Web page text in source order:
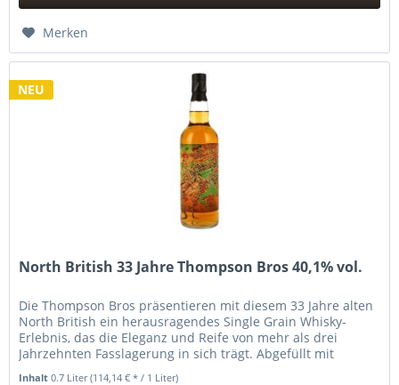
Merken
NEU
North British 33 Jahre Thompson Bros 40,1% vol.
Die Thompson Bros präsentieren mit diesem 33 Jahre alten
North British ein herausragendes Single Grain Whisky-
Erlebnis, das die Eleganz und Reife von mehr als drei
Jahrzehnten Fasslagerung in sich trägt. Abgefüllt mit
Inhalt0.7 Liter(114,14 € * / 1 Liter)